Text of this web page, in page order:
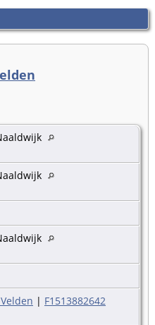
| F1513882642